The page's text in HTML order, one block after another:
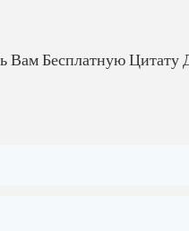
Бесплатную Цитату